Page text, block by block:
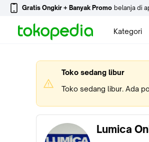
Gratis Ongkir + Banyak Promo belanja di
Kategori
Toko sedang libur
Toko sedang libur. Ada
Lumica